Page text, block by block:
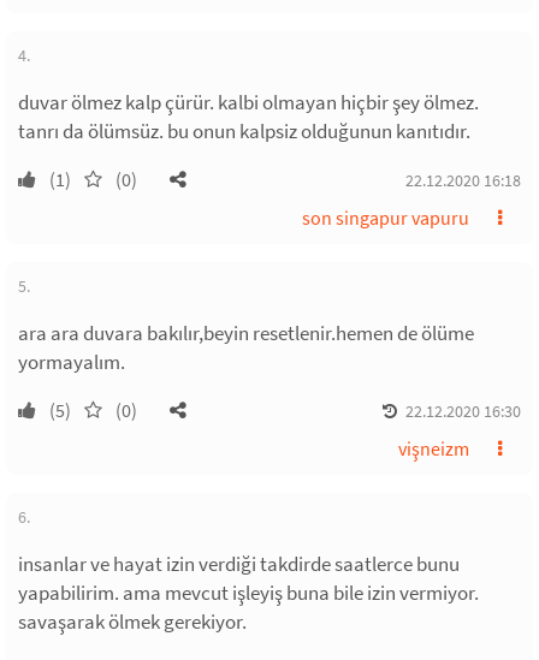
4.
duvar ölmez kalp çürür. kalbi olmayan hiçbir şey ölmez.
tanrı da ölümsüz. bu onun kalpsiz olduğunun kanıtıdır.
(1) (0) 22.12.2020 16:18
son singapur vapuru
5.
ara ara duvara bakılır,beyin resetlenir.hemen de ölüme
yormayalım.
(5) (0) 22.12.2020 16:30
vişneizm
6.
insanlar ve hayat izin verdiği takdirde saatlerce bunu
yapabilirim. ama mevcut işleyiş buna bile izin vermiyor.
savaşarak ölmek gerekiyor.